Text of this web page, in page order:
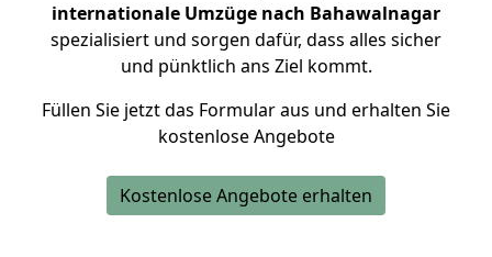
internationale Umzüge nach Bahawalnagar
spezialisiert und sorgen dafür, dass alles sicher
und pünktlich ans Ziel kommt.
Füllen Sie jetzt das Formular aus und erhalten Sie
kostenlose Angebote
Kostenlose Angebote erhalten